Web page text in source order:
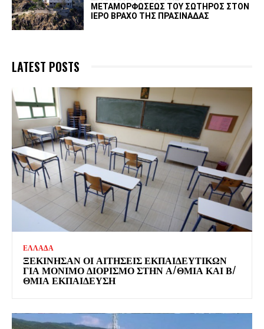
ΜΕΤΑΜΟΡΦΏΣΕΩΣ ΤΟΥ ΣΩΤΉΡΟΣ ΣΤΟΝ
ΙΕΡΌ ΒΡΆΧΟ ΤΗΣ ΠΡΑΣΙΝΆΔΑΣ
LATEST POSTS
ΕΛΛΑΔΑ
ΞΕΚΊΝΗΣΑΝ ΟΙ ΑΙΤΉΣΕΙΣ ΕΚΠΑΙΔΕΥΤΙΚΏΝ
ΓΙΑ ΜΌΝΙΜΟ ΔΙΟΡΙΣΜΌ ΣΤΗΝ Α/ΘΜΙΑ ΚΑΙ Β/
ΘΜΙΑ ΕΚΠΑΊΔΕΥΣΗ